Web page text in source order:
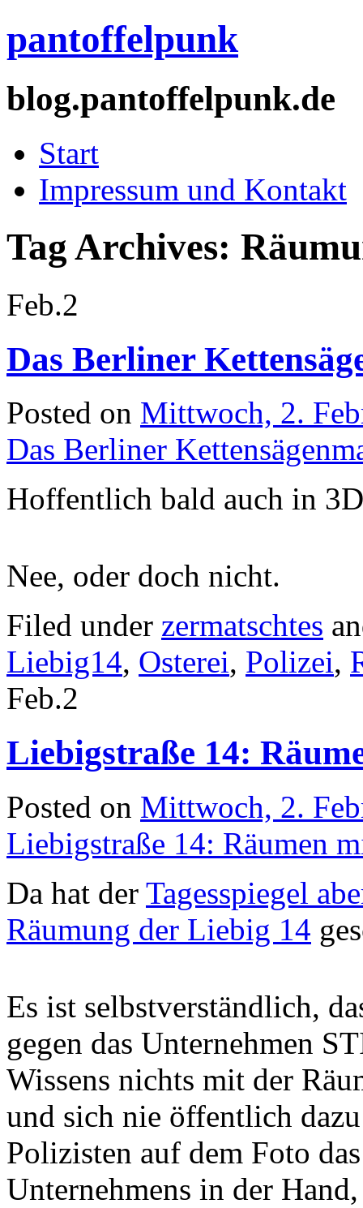
pantoffelpunk
blog.pantoffelpunk.de
Start
Impressum und Kontakt
Tag Archives:
Feb.2
Das Berliner
Posted on Mittwoch, 2.
Das Berliner
Hoffentlich bald auch in
Nee, oder doch nicht.
Filed under zermatschtes
Liebig14, Osterei, Polizei,
Feb.2
Liebigstraße 14:
Posted on Mittwoch, 2.
Liebigstraße 14: Räumen
Da hat der Tagesspiegel
Räumung der Liebig 14
Es ist selbstverständlich,
gegen das Unternehmen
Wissens nichts mit der
und sich nie öffentlich
Polizisten auf dem Foto
Unternehmens in der